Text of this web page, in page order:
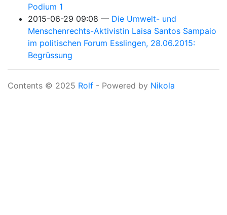
Podium 1
2015-06-29 09:08
Die Umwelt- und
Menschenrechts-Aktivistin Laisa Santos Sampaio
im politischen Forum Esslingen, 28.06.2015:
Begrüssung
Contents © 2025 Rolf - Powered by Nikola